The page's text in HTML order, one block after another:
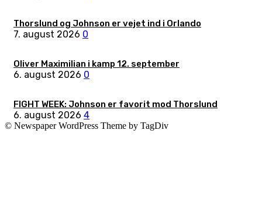
Thorslund og Johnson er vejet ind i Orlando
7. august 2026 0
Oliver Maximilian i kamp 12. september
6. august 2026 0
FIGHT WEEK: Johnson er favorit mod Thorslund
6. august 2026 4
© Newspaper WordPress Theme by TagDiv